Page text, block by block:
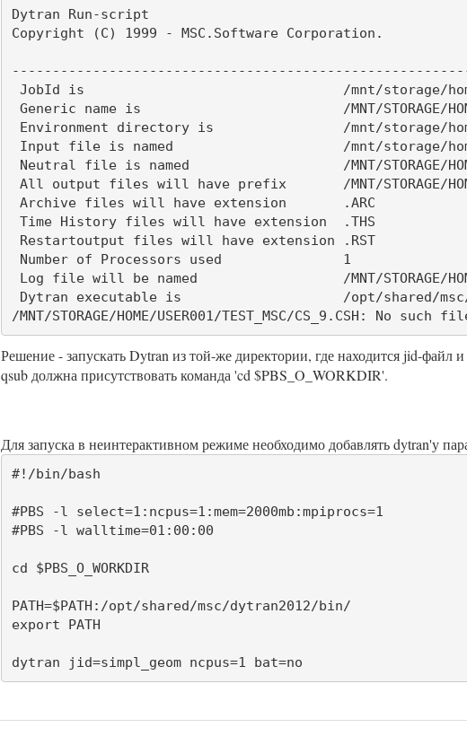
Dytran Run-script
Copyright (C) 1999 - MSC.Software Corporation.
/MNT/STORAGE/HOME/USER001/TEST_MSC/CS_9.CSH: No
Решение - запускать Dytran из той-же директории, где находится jid-файл
qsub должна присутствовать команда 'cd $PBS_O_WORKDIR'.
Для запуска в неинтерактивном режиме необходимо добавлять dytran'у
#!/bin/bash
#PBS -l select=1:ncpus=1:mem=2000mb:mpiprocs=1
#PBS -l walltime=01:00:00
cd $PBS_O_WORKDIR
PATH=$PATH:/opt/shared/msc/dytran2012/bin/
export PATH
dytran jid=simpl_geom ncpus=1 bat=no